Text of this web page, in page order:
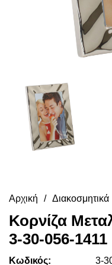
Αρχική Διακοσμητικά
Κορνίζα
3-30-056-1411
Κωδικός:
3-